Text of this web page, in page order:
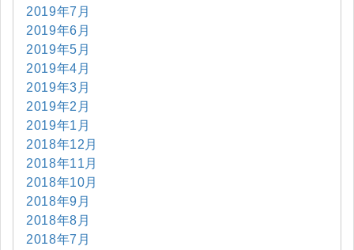
2019年7月
2019年6月
2019年5月
2019年4月
2019年3月
2019年2月
2019年1月
2018年12月
2018年11月
2018年10月
2018年9月
2018年8月
2018年7月